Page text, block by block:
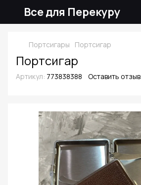
Все для Перекуру
Портсигары Портсигар
Портсигар
Артикул: 773838388 Оставить отзыв